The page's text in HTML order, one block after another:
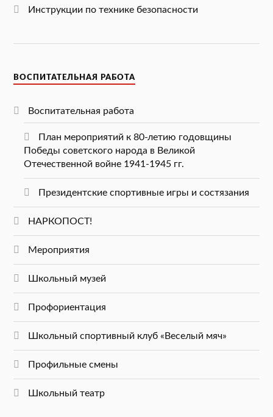
Инструкции по технике безопасности
ВОСПИТАТЕЛЬНАЯ РАБОТА
Воспитательная работа
План мероприятий к 80-летию годовщины
Победы советского народа в Великой
Отечественной войне 1941-1945 гг.
Президентские спортивные игры и состязания
НАРКОПОСТ!
Мероприятия
Школьный музей
Профориентация
Школьный спортивный клуб «Веселый мяч»
Профильные смены
Школьный театр